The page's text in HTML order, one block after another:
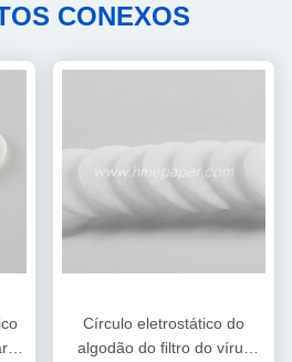
CONEXOS
Círculo eletrostático do
algodão do filtro do vírus